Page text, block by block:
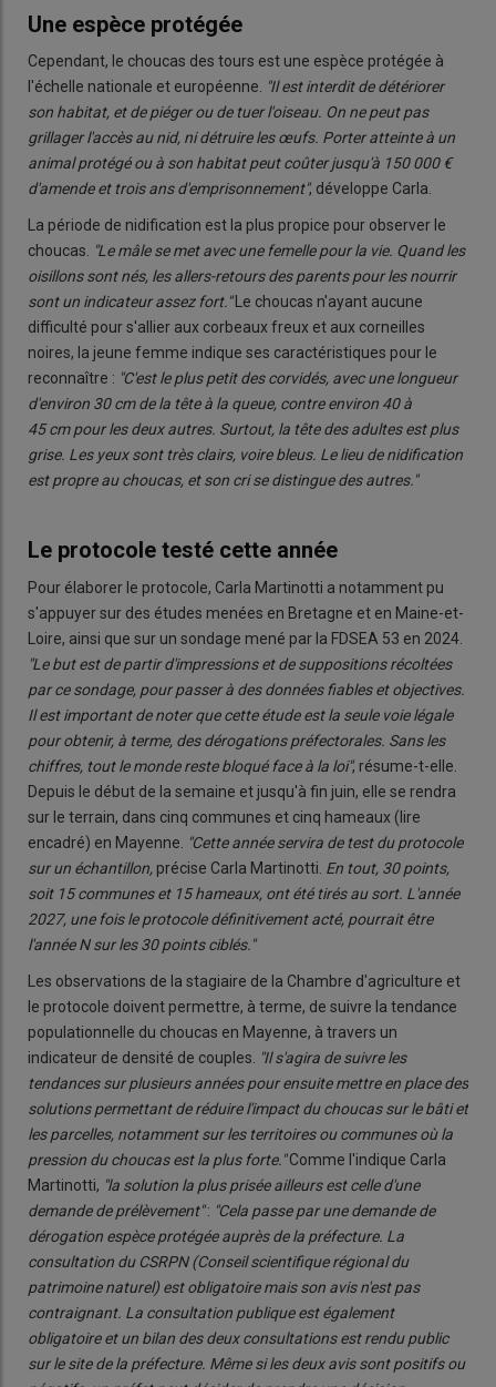
Une espèce protégée
Cependant, le choucas des tours est une espèce protégée à
l'échelle nationale et européenne.
"Il est interdit de détériorer
son habitat, et de piéger ou de tuer l'oiseau. On ne peut pas
grillager l'accès au nid, ni détruire les œufs. Porter atteinte à un
animal protégé ou à son habitat peut coûter jusqu'à 150 000 €
d'amende et trois ans d'emprisonnement", développe Carla.
La période de nidification est la plus propice pour observer le
choucas.
"Le mâle se met avec une femelle pour la vie. Quand les
oisillons sont nés, les allers-retours des parents pour les nourrir
sont un indicateur assez fort."Le choucas n'ayant aucune
difficulté pour s'allier aux corbeaux freux et aux corneilles
noires, la jeune femme indique ses caractéristiques pour le
reconnaître : "C'est le plus petit des corvidés, avec une longueur
d'environ 30 cm de la tête à la queue, contre environ 40 à
45 cm pour les deux autres. Surtout, la tête des adultes est plus
grise. Les yeux sont très clairs, voire bleus. Le lieu de nidification
est propre au choucas, et son cri se distingue des autres."
Le protocole testé cette année
Pour élaborer le protocole, Carla Martinotti a notamment pu
s'appuyer sur des études menées en Bretagne et en Maine-et-
Loire, ainsi que sur un sondage mené par la FDSEA 53 en 2024.
"Le but est de partir d'impressions et de suppositions récoltées
par ce sondage, pour passer à des données fiables et objectives.
Il est important de noter que cette étude est la seule voie légale
pour obtenir, à terme, des dérogations préfectorales. Sans les
chiffres, tout le monde reste bloqué face à la loi", résume-t-elle.
Depuis le début de la semaine et jusqu'à fin juin, elle se rendra
sur le terrain, dans cinq communes et cinq hameaux (lire
encadré) en Mayenne.
"Cette année servira de test du protocole
sur un échantillon, précise Carla Martinotti. En tout, 30 points,
soit 15 communes et 15 hameaux, ont été tirés au sort. L'année
2027, une fois le protocole définitivement acté, pourrait être
l'année N sur les 30 points ciblés."
Les observations de la stagiaire de la Chambre d'agriculture et
le protocole doivent permettre, à terme, de suivre la tendance
populationnelle du choucas en Mayenne, à travers un
indicateur de densité de couples.
"Il s'agira de suivre les
tendances sur plusieurs années pour ensuite mettre en place des
solutions permettant de réduire l'impact du choucas sur le bâti et
les parcelles, notamment sur les territoires ou communes où la
pression du choucas est la plus forte."Comme l'indique Carla
Martinotti, "la solution la plus prisée ailleurs est celle d'une
demande de prélèvement": "Cela passe par une demande de
dérogation espèce protégée auprès de la préfecture. La
consultation du CSRPN (Conseil scientifique régional du
patrimoine naturel) est obligatoire mais son avis n'est pas
contraignant. La consultation publique est également
obligatoire et un bilan des deux consultations est rendu public
sur le site de la préfecture. Même si les deux avis sont positifs ou